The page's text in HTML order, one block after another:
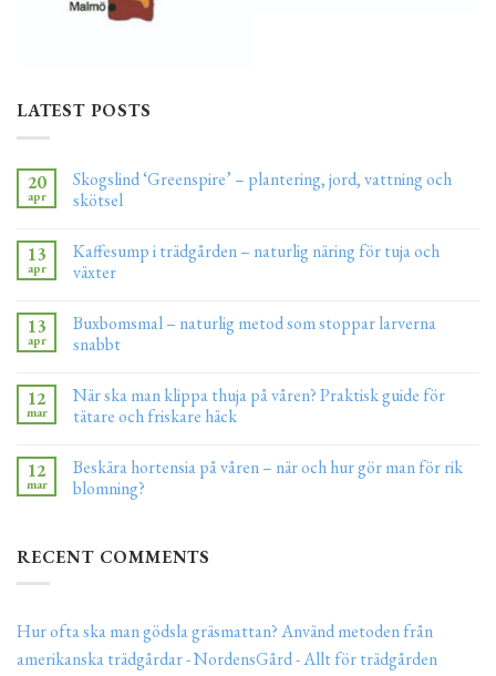
LATEST POSTS
20
apr
Skogslind ‘Greenspire’ – plantering, jord, vattning och
skötsel
13
apr
Kaffesump i trädgården – naturlig näring för tuja och
växter
13
apr
Buxbomsmal – naturlig metod som stoppar larverna
snabbt
12
mar
När ska man klippa thuja på våren? Praktisk guide för
tätare och friskare häck
12
mar
Beskära hortensia på våren – när och hur gör man för rik
blomning?
RECENT COMMENTS
Hur ofta ska man gödsla gräsmattan? Använd metoden från
amerikanska trädgårdar - NordensGård - Allt för trädgården